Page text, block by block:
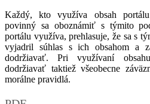
Každý, kto využíva obsah
povinný sa oboznámiť s týmito
portálu využíva, prehlasuje, že sa s
vyjadril súhlas s ich obsahom a
dodržiavať. Pri využívaní
dodržiavať taktiež všeobecne
morálne pravidlá.